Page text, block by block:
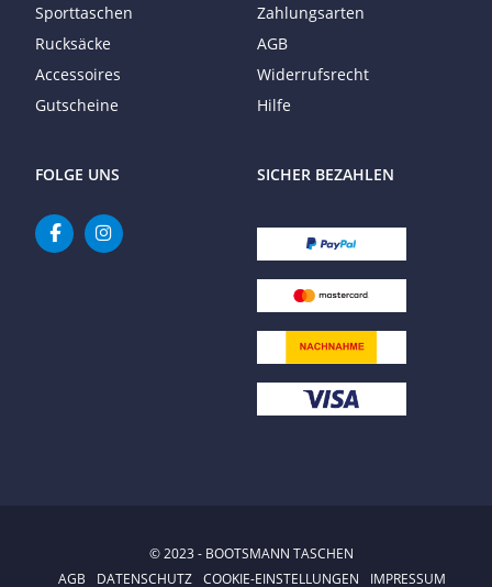
Sporttaschen
Rucksäcke
Accessoires
Gutscheine
Zahlungsarten
AGB
Widerrufsrecht
Hilfe
FOLGE UNS SICHER BEZAHLEN
© 2023 - BOOTSMANN TASCHEN
AGB
DATENSCHUTZ COOKIE-EINSTELLUNGEN IMPRESSUM